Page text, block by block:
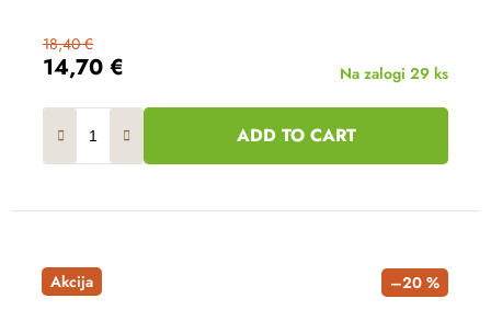
14,70 €
18,40 €
Na zalogi 29 ks
ADD TO CART
Akcija –20 %